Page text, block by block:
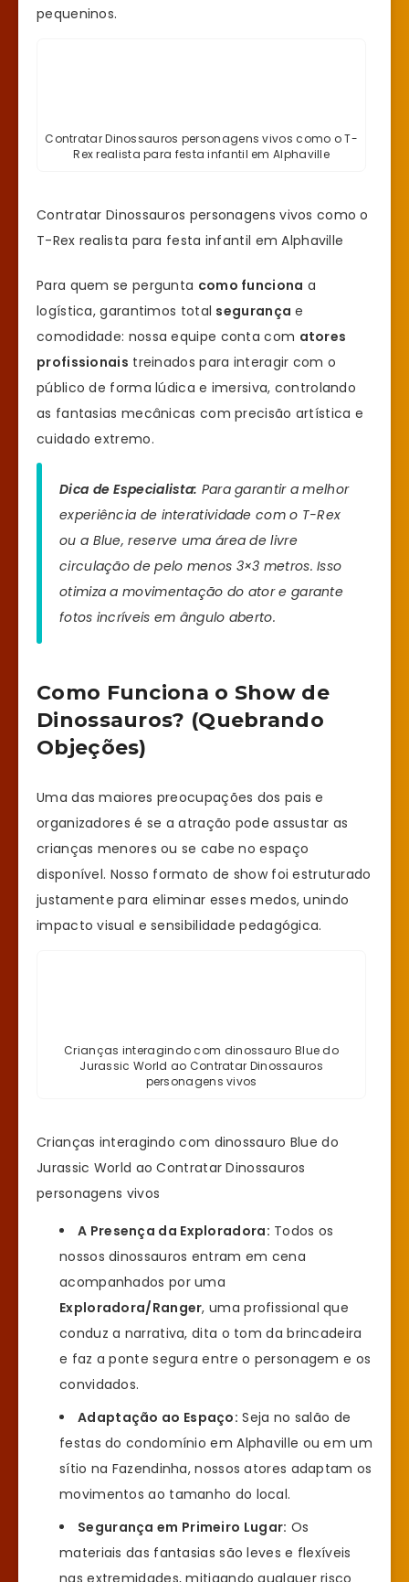
pequeninos.
Contratar Dinossauros personagens vivos como o T-
Rex realista para festa infantil em Alphaville
Contratar Dinossauros personagens vivos como o
T-Rex realista para festa infantil em Alphaville
Para quem se pergunta como funciona a
logística, garantimos total segurança e
comodidade: nossa equipe conta com atores
profissionais treinados para interagir com o
público de forma lúdica e imersiva, controlando
as fantasias mecânicas com precisão artística e
cuidado extremo.
Dica de Especialista: Para garantir a melhor
experiência de interatividade com o T-Rex
ou a Blue, reserve uma área de livre
circulação de pelo menos 3×3 metros. Isso
otimiza a movimentação do ator e garante
fotos incríveis em ângulo aberto.
Como Funciona o Show de
Dinossauros? (Quebrando
Objeções)
Uma das maiores preocupações dos pais e
organizadores é se a atração pode assustar as
crianças menores ou se cabe no espaço
disponível. Nosso formato de show foi estruturado
justamente para eliminar esses medos, unindo
impacto visual e sensibilidade pedagógica.
Crianças interagindo com dinossauro Blue do
Jurassic World ao Contratar Dinossauros
personagens vivos
Crianças interagindo com dinossauro Blue do
Jurassic World ao Contratar Dinossauros
personagens vivos
A Presença da Exploradora: Todos os
nossos dinossauros entram em cena
acompanhados por uma
Exploradora/Ranger, uma profissional que
conduz a narrativa, dita o tom da brincadeira
e faz a ponte segura entre o personagem e os
convidados.
Adaptação ao Espaço: Seja no salão de
festas do condomínio em Alphaville ou em um
sítio na Fazendinha, nossos atores adaptam os
movimentos ao tamanho do local.
Segurança em Primeiro Lugar: Os
materiais das fantasias são leves e flexíveis
nas extremidades, mitigando qualquer risco